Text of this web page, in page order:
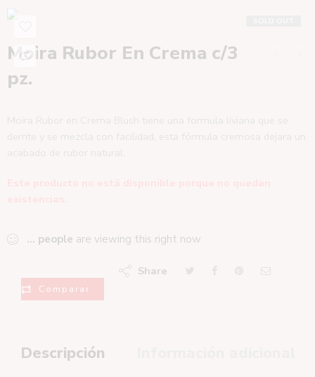
Moira Rubor En Crema c/3
pz.
... people are viewing this right now
Comparar
Share
Descripción